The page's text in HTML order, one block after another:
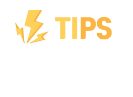
건너뛰기